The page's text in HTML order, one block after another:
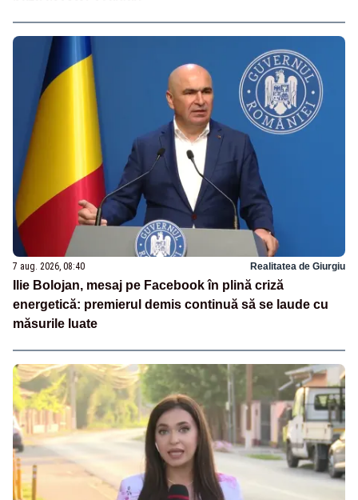
7 aug. 2026, 08:40 Realitatea de Giurgiu
Ilie Bolojan, mesaj pe Facebook în plină criză
energetică: premierul demis continuă să se laude cu
măsurile luate